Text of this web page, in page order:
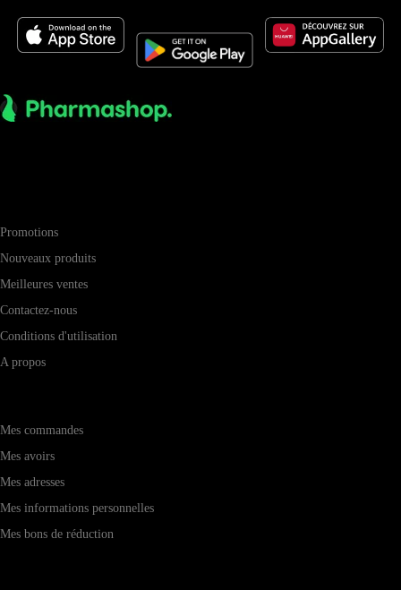
Promotions
Nouveaux produits
Meilleures ventes
Contactez-nous
Conditions d'utilisation
A propos
Mes commandes
Mes avoirs
Mes adresses
Mes informations personnelles
Mes bons de réduction